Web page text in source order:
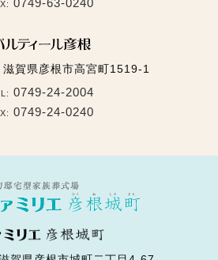
0749-63-0240
滋賀県彦根市高宮町1519-1
0749-24-2004
0749-24-0240